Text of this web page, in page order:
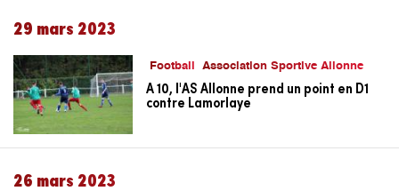
29 mars 2023
Football Association Sportive Allonne
A 10, l'AS Allonne prend un point en D1
contre Lamorlaye
26 mars 2023